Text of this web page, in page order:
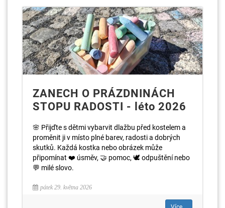
ZANECH O PRÁZDNINÁCH
STOPU RADOSTI - léto 2026
🌸 Přijďte s dětmi vybarvit dlažbu před kostelem a
proměnit ji v místo plné barev, radosti a dobrých
skutků. Každá kostka nebo obrázek může
připomínat ❤️ úsměv, 🤝 pomoc, 🕊️ odpuštění nebo
💬 milé slovo.
pátek 29. května 2026